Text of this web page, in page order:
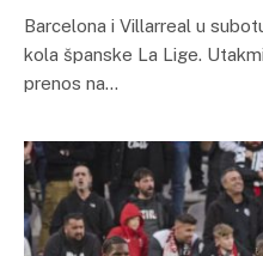
Barcelona i Villarreal u
kola španske La Lige.
prenos na…